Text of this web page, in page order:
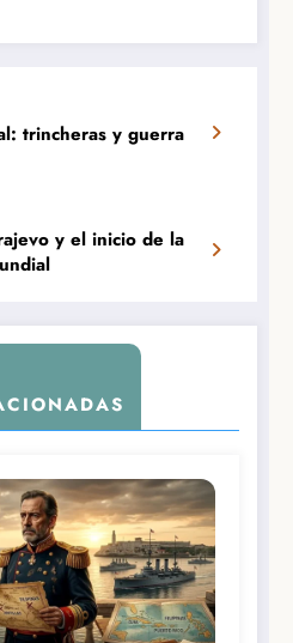
trincheras y guerra
y el inicio de la